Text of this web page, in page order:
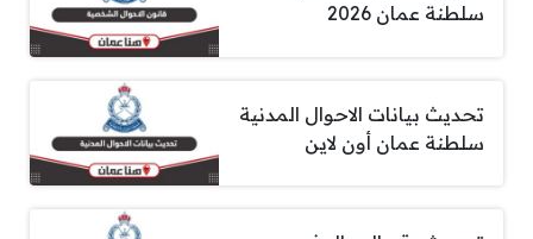
سلطنة عمان 2026
تحديث بيانات الاحوال المدنية
سلطنة عمان أون لاين